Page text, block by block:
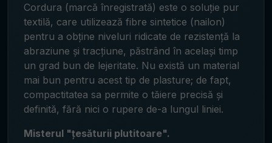
Cordura (marcă înregistrată) este o soluție pur
textilă, care utilizează fibre sintetice (nailon)
pentru a obține niveluri ridicate de rezistență la
abraziune și tracțiune, păstrând în același timp
un grad bun de lejeritate. Nu există un material
mai bun pentru acest tip de plasture; de fapt,
compactitatea sa permite o tăiere precisă și
definită, fără nici o rupere de-a lungul liniei.
Misterul "țesăturii plutitoare".